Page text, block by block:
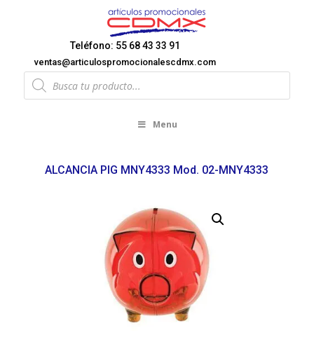
Teléfono: 55 68 43 33 91
ventas@articulospromocionalescdmx.com
Products
search
Menu
ALCANCIA PIG MNY4333 Mod. 02-MNY4333